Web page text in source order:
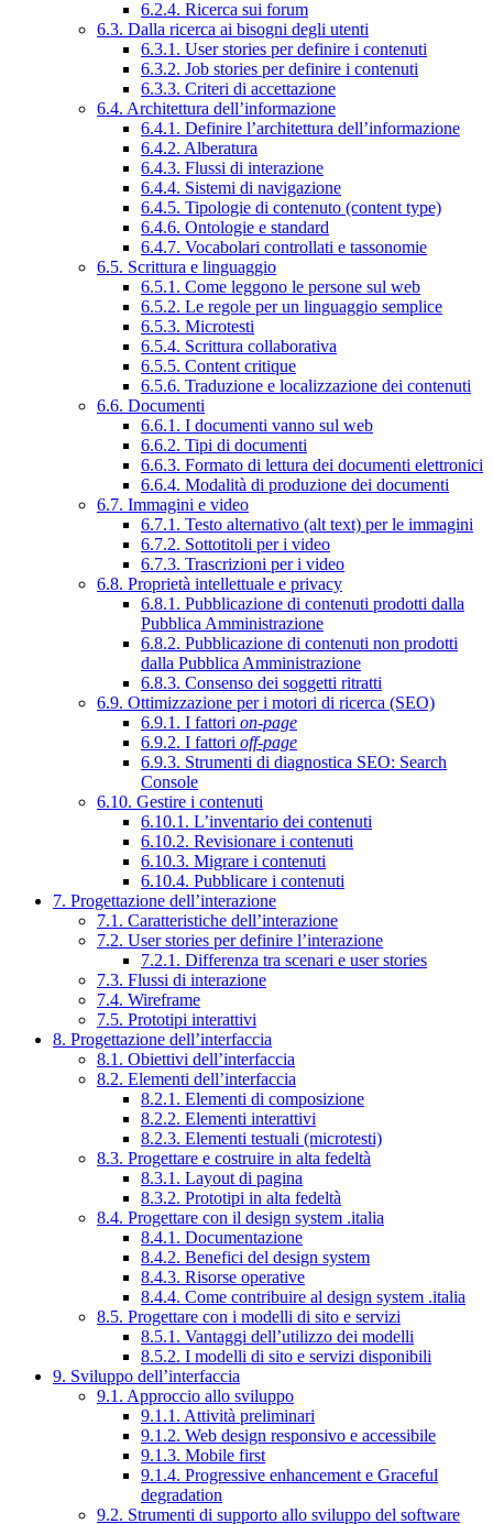
6.2.4. Ricerca sui forum
6.3. Dalla ricerca ai bisogni degli utenti
6.3.1. User stories per definire i contenuti
6.3.2. Job stories per definire i contenuti
6.3.3. Criteri di accettazione
6.4. Architettura dell’informazione
6.4.1. Definire l’architettura dell’informazione
6.4.2. Alberatura
6.4.3. Flussi di interazione
6.4.4. Sistemi di navigazione
6.4.5. Tipologie di contenuto (content type)
6.4.6. Ontologie e standard
6.4.7. Vocabolari controllati e tassonomie
6.5. Scrittura e linguaggio
6.5.1. Come leggono le persone sul web
6.5.2. Le regole per un linguaggio semplice
6.5.3. Microtesti
6.5.4. Scrittura collaborativa
6.5.5. Content critique
6.5.6. Traduzione e localizzazione dei contenuti
6.6. Documenti
6.6.1. I documenti vanno sul web
6.6.2. Tipi di documenti
6.6.3. Formato di lettura dei documenti elettronici
6.6.4. Modalità di produzione dei documenti
6.7. Immagini e video
6.7.1. Testo alternativo (alt text) per le immagini
6.7.2. Sottotitoli per i video
6.7.3. Trascrizioni per i video
6.8. Proprietà intellettuale e privacy
6.8.1. Pubblicazione di contenuti prodotti dalla
Pubblica Amministrazione
6.8.2. Pubblicazione di contenuti non prodotti
dalla Pubblica Amministrazione
6.8.3. Consenso dei soggetti ritratti
6.9. Ottimizzazione per i motori di ricerca (SEO)
6.9.1. I fattori on-page
6.9.2. I fattori off-page
6.9.3. Strumenti di diagnostica SEO: Search
Console
6.10. Gestire i contenuti
6.10.1. L’inventario dei contenuti
6.10.2. Revisionare i contenuti
6.10.3. Migrare i contenuti
6.10.4. Pubblicare i contenuti
7. Progettazione dell’interazione
7.1. Caratteristiche dell’interazione
7.2. User stories per definire l’interazione
7.2.1. Differenza tra scenari e user stories
7.3. Flussi di interazione
7.4. Wireframe
7.5. Prototipi interattivi
8. Progettazione dell’interfaccia
8.1. Obiettivi dell’interfaccia
8.2. Elementi dell’interfaccia
8.2.1. Elementi di composizione
8.2.2. Elementi interattivi
8.2.3. Elementi testuali (microtesti)
8.3. Progettare e costruire in alta fedeltà
8.3.1. Layout di pagina
8.3.2. Prototipi in alta fedeltà
8.4. Progettare con il design system .italia
8.4.1. Documentazione
8.4.2. Benefici del design system
8.4.3. Risorse operative
8.4.4. Come contribuire al design system .italia
8.5. Progettare con i modelli di sito e servizi
8.5.1. Vantaggi dell’utilizzo dei modelli
8.5.2. I modelli di sito e servizi disponibili
9. Sviluppo dell’interfaccia
9.1. Approccio allo sviluppo
9.1.1. Attività preliminari
9.1.2. Web design responsivo e accessibile
9.1.3. Mobile first
9.1.4. Progressive enhancement e Graceful
degradation
9.2. Strumenti di supporto allo sviluppo del software